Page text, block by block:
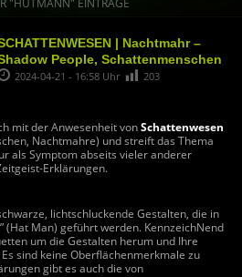
"HUTMANN" EINTRÄGE
| Nachtmahr –
People, Schattenmenschen
2024-04-21 - 16:58 Uhr 203
mit der Anwesenheit vonSchattenwesen
Nachtmahre) und streift das Thema
als Symptom abseits vieler anderer
Erklärungen.
lichtschluckende Gestalten, die in
(Hat Man) geführt werden. KennzeichNend
um die Gestalten herum und Ihre
sind keine Oberflächenmerkmale zu
gibt es auch die von